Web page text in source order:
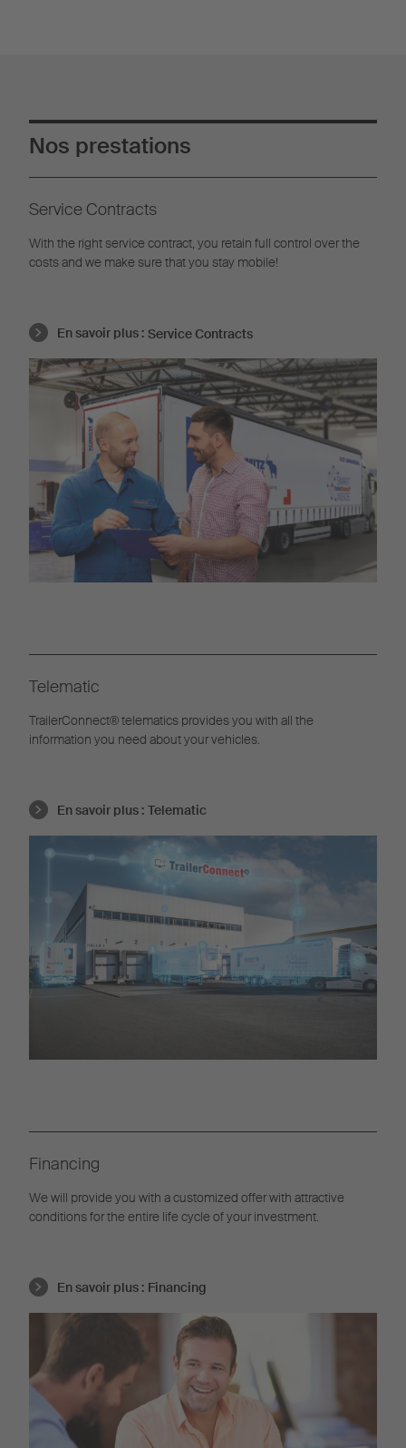
Nos prestations
Service Contracts
With the right service contract, you retain full control over the
costs and we make sure that you stay mobile!
En savoir plus : Service Contracts
Telematic
TrailerConnect® telematics provides you with all the
information you need about your vehicles.
En savoir plus : Telematic
Financing
We will provide you with a customized offer with attractive
conditions for the entire life cycle of your investment.
En savoir plus : Financing